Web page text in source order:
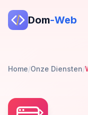
Dom-Web
Home/Onze Diensten/